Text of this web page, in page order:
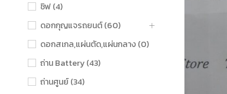
ชิฟ (4)
ดอกกุญแจรถยนต์ (60)
ดอกสเกล,แผ่นตัด,แผ่นกลาง (0)
ถ่าน Battery (43)
ถ่านศูนย์ (34)